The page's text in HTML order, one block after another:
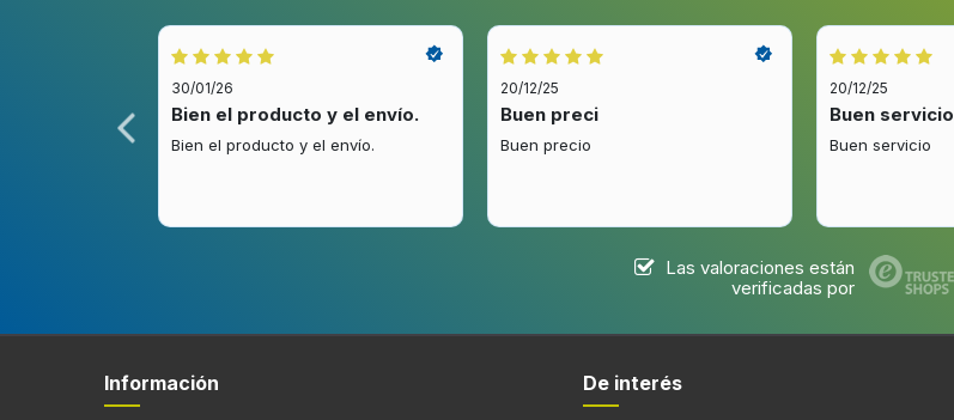
30/01/26
Bien el producto y el envío.
Bien el producto y el envío.
20/12/25
Buen preci
Buen precio
20/12/25
Buen servicio
Buen servicio
Las valoraciones están
verificadas por
Información De interés